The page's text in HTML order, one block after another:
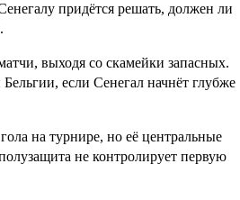
придётся решать, должен ли
выходя со скамейки запасных.
если Сенегал начнёт глубже
на турнире, но её центральные
не контролирует первую